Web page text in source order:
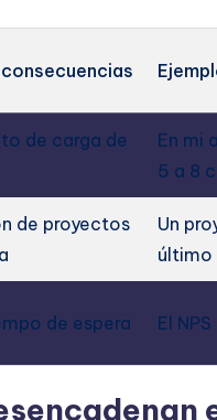
de carga de
En mi
5 a 8
de proyectos
Un
último
de espera El